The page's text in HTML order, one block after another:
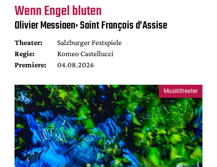
Wenn Engel bluten
Olivier Messiaen: Saint François d’Assise
Theater:
Salzburger Festspiele
Regie:
Romeo Castellucci
Premiere:
04.08.2026
Musiktheater